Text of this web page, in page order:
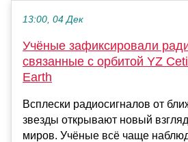
13:00, 04 Дек
Учёные зафиксировали
связанные с орбитой YZ
Earth
Всплески радиосигналов от
звезды открывают новый
миров. Учёные всё чаще